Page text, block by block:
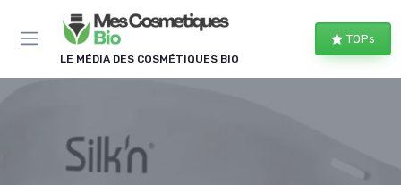
LE MÉDIA DES COSMÉTIQUES BIO
TOPs
Panneau de gestion des cookies